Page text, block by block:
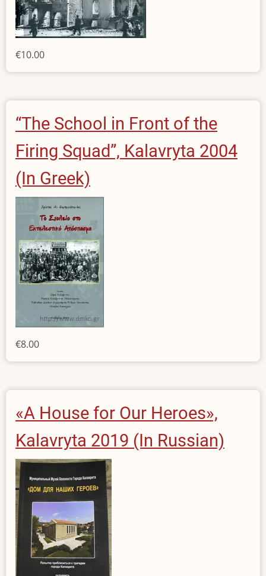
€10.00
“The School in Front of the
Firing Squad”, Kalavryta 2004
(In Greek)
€8.00
«A House for Our Heroes»,
Kalavryta 2019 (In Russian)